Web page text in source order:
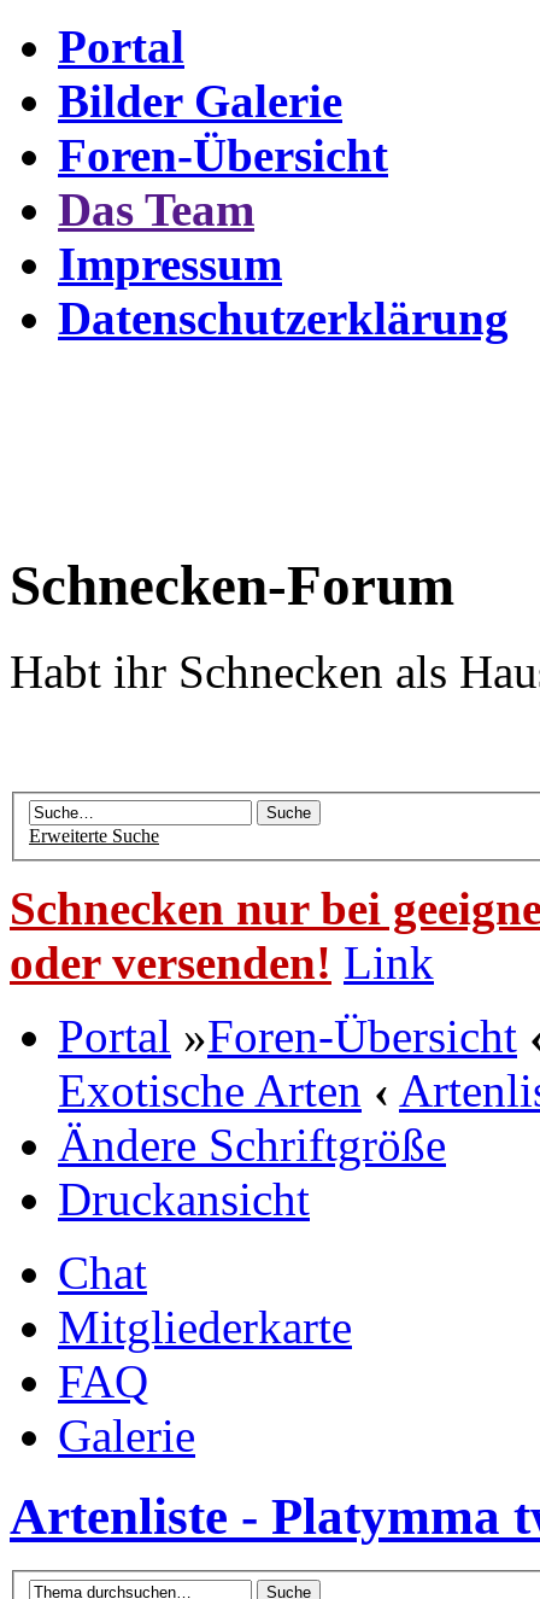
Portal
Bilder Galerie
Foren-Übersicht
Das Team
Impressum
Datenschutzerklärung
Schnecken-Forum
Habt ihr Schnecken als
Erweiterte Suche
Schnecken nur bei
oder versenden! Link
Portal »Foren-Übersicht
Exotische Arten ‹
Ändere Schriftgröße
Druckansicht
Chat
Mitgliederkarte
FAQ
Galerie
Artenliste - Platymma